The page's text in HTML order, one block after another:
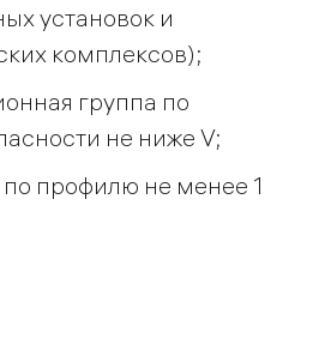
установок и
комплексов);
группа по
не ниже V;
профилю не менее 1